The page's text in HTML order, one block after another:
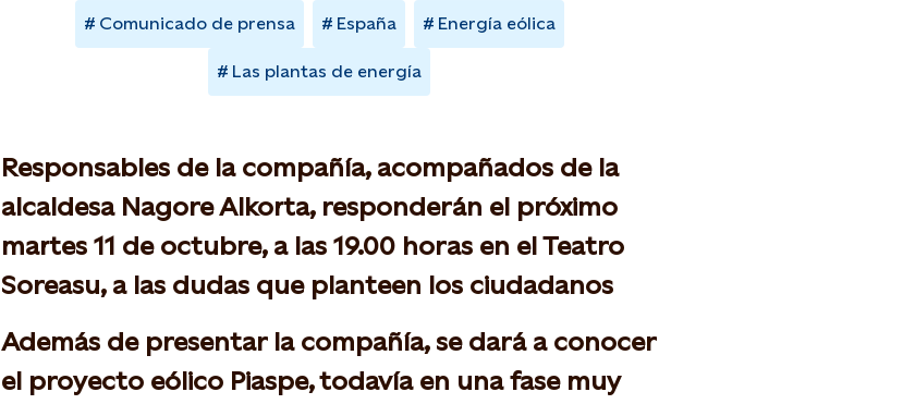
Comunicado de prensa España Energía eólica
Las plantas de energía
Responsables de la compañía, acompañados de la
alcaldesa Nagore Alkorta, responderán el próximo
martes 11 de octubre, a las 19.00 horas en el Teatro
Soreasu, a las dudas que planteen los ciudadanos
Además de presentar la compañía, se dará a conocer
el proyecto eólico Piaspe, todavía en una fase muy